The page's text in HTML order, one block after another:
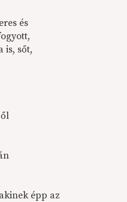
és
is, sőt,
épp az